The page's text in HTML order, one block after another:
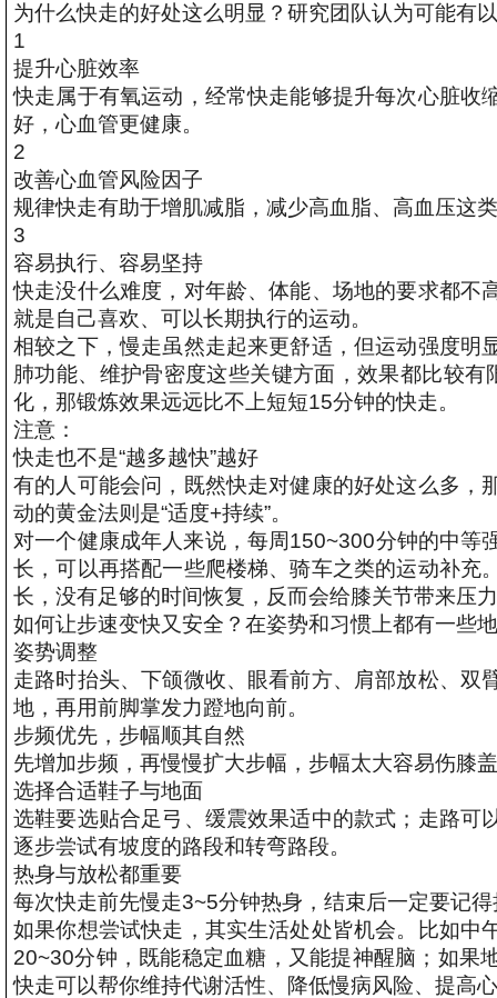
为什么快走的好处这么明显？研究团队认为可能有
1
提升心脏效率
快走属于有氧运动，经常快走能够提升每次心脏收
好，心血管更健康。
2
改善心血管风险因子
规律快走有助于增肌减脂，减少高血脂、高血压这
3
容易执行、容易坚持
快走没什么难度，对年龄、体能、场地的要求都不
就是自己喜欢、可以长期执行的运动。
相较之下，慢走虽然走起来更舒适，但运动强度明
肺功能、维护骨密度这些关键方面，效果都比较
化，那锻炼效果远远比不上短短15分钟的快走。
注意：
快走也不是“越多越快”越好
有的人可能会问，既然快走对健康的好处这么多，
动的黄金法则是“适度+持续”。
对一个健康成年人来说，每周150~300分钟的中等
长，可以再搭配一些爬楼梯、骑车之类的运动补充
长，没有足够的时间恢复，反而会给膝关节带来压
如何让步速变快又安全？在姿势和习惯上都有一些
姿势调整
走路时抬头、下颌微收、眼看前方、肩部放松、双
地，再用前脚掌发力蹬地向前。
步频优先，步幅顺其自然
先增加步频，再慢慢扩大步幅，步幅太大容易伤膝
选择合适鞋子与地面
选鞋要选贴合足弓、缓震效果适中的款式；走路可
逐步尝试有坡度的路段和转弯路段。
热身与放松都重要
每次快走前先慢走3~5分钟热身，结束后一定要记
如果你想尝试快走，其实生活处处皆机会。比如中
20~30分钟，既能稳定血糖，又能提神醒脑；如果
快走可以帮你维持代谢活性、降低慢病风险、提高